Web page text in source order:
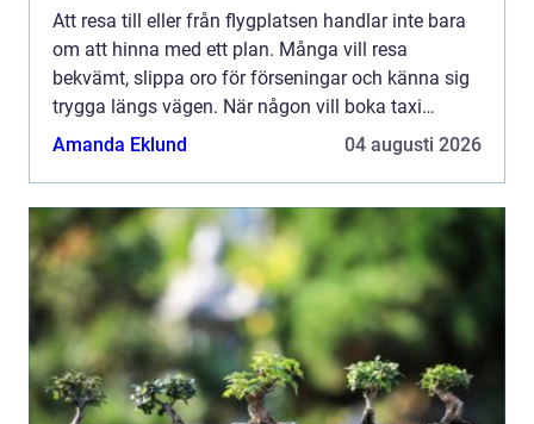
Att resa till eller från flygplatsen handlar inte bara
om att hinna med ett plan. Många vill resa
bekvämt, slippa oro för förseningar och känna sig
trygga längs vägen. När någon vill boka taxi
Landvetter spelar både pris, punktlighet och service
Amanda Eklund 04 augusti 2026